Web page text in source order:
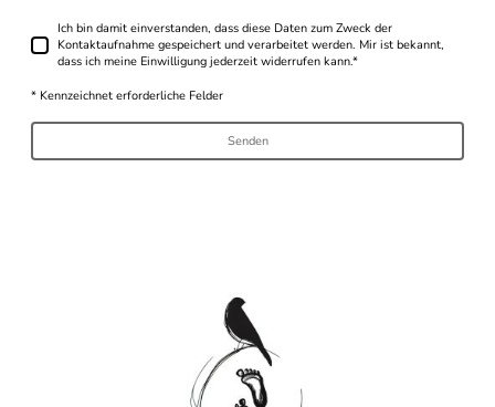
Ich bin damit einverstanden, dass diese Daten zum Zweck der
Kontaktaufnahme gespeichert und verarbeitet werden. Mir ist bekannt,
dass ich meine Einwilligung jederzeit widerrufen kann.*
* Kennzeichnet erforderliche Felder
Senden